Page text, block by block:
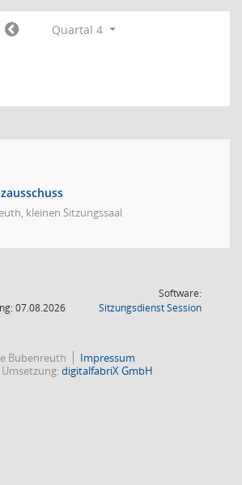
Quartal 4
kleinen Sitzungssaal
07.08.2026
Software:
SitzungsdienstSession(Wird in
Bubenreuth
Impressum
Umsetzung:digitalfabriX GmbH